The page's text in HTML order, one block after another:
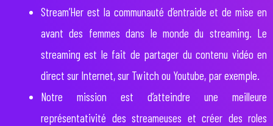
Stream’Her est la communauté d’entraide et de mise en
avant des femmes dans le monde du streaming. Le
streaming est le fait de partager du contenu vidéo en
direct sur Internet, sur Twitch ou Youtube, par exemple.
Notre mission est d’atteindre une meilleure
représentativité des streameuses et créer des roles